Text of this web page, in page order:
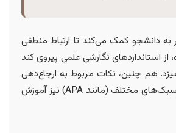
به دانشجو کمک می‌کند تا ارتباط منطقی
از استانداردهای نگارشی علمی پیروی کند
هم چنین، نکات مربوط به ارجاع‌دهی
صحیح و استفاده از سبک‌های مختلف (مانند APA) نیز آموزش